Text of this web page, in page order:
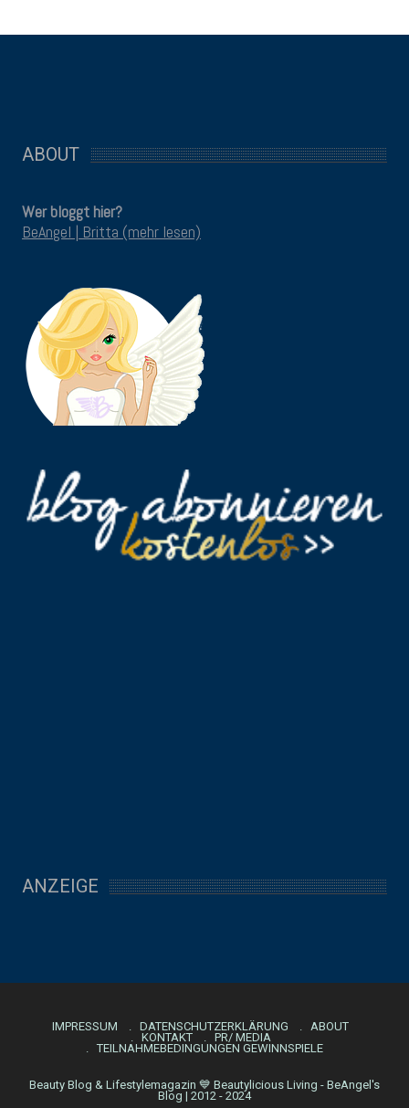
ABOUT
Wer bloggt hier?
BeAngel | Britta (mehr lesen)
ANZEIGE
IMPRESSUM DATENSCHUTZERKLÄRUNG
ABOUT
KONTAKT
PR/ MEDIA
TEILNAHMEBEDINGUNGEN GEWINNSPIELE
Beauty Blog & Lifestylemagazin 💙 Beautylicious Living - BeAngel's
Blog | 2012 - 2024